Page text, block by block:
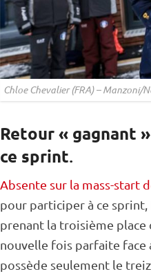
Chloe Chevalier (FRA) – Manzoni/
Retour « gagnant
ce sprint.
Absente sur la mass-start
pour participer à ce sprint
prenant la troisième place
nouvelle fois parfaite face
possède seulement le